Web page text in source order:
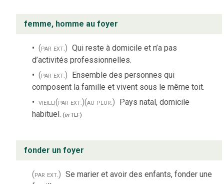
femme, homme au foyer
(par ext.) Qui reste à domicile et n’a pas
d’activités professionnelles.
(par ext.) Ensemble des personnes qui
composent la famille et vivent sous le même toit.
vieilli(par ext.)(au plur.) Pays natal, domicile
habituel. (inTLF)
fonder un foyer
(par ext.) Se marier et avoir des enfants, fonder une